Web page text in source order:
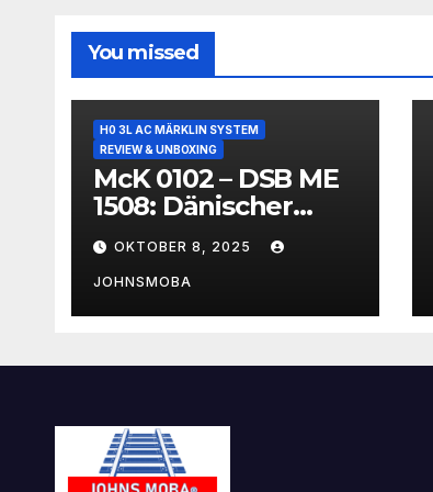
You missed
H0 3L AC MÄRKLIN SYSTEM
REVIEW & UNBOXING
McK 0102 – DSB ME
1508: Dänischer
Großdiesel in H0
OKTOBER 8, 2025
JOHNSMOBA